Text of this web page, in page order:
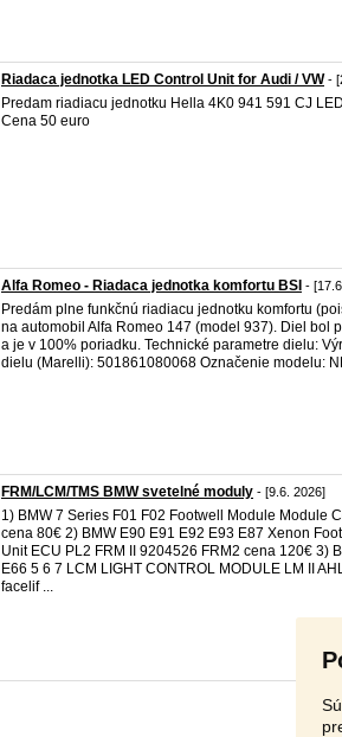
Riadaca jednotka LED Control Unit for Audi / VW-
Predam riadiacu jednotku Hella 4K0 941 591 CJ
Cena 50 euro
Alfa Romeo - Riadaca jednotka komfortu BSI -
Predám plne funkčnú riadiacu jednotku komfortu
na automobil Alfa Romeo 147 (model 937). Diel bol
a je v 100% poriadku. Technické parametre dielu:
dielu (Marelli): 501861080068 Označenie modelu:
FRM/LCM/TMS BMW svetelné moduly - [9.6. 2026]
1) BMW 7 Series F01 F02 Footwell Module Module
cena 80€ 2) BMW E90 E91 E92 E93 E87 Xenon
Unit ECU PL2 FRM II 9204526 FRM2 cena 120€ 3)
E66 5 6 7 LCM LIGHT CONTROL MODULE LM II
facelif ...